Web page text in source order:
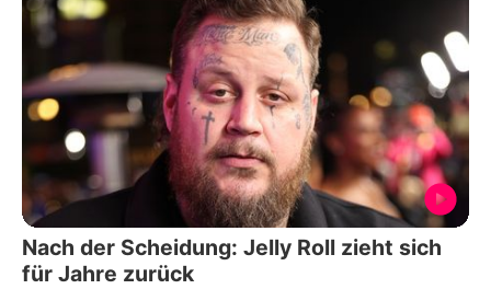
Nach der Scheidung: Jelly Roll zieht sich
für Jahre zurück